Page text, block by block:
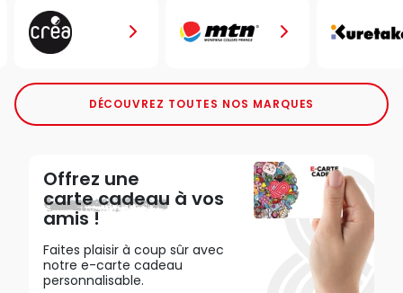
DÉCOUVREZ TOUTES NOS MARQUES
Offrez une
carte cadeau à vos
amis !
Faites plaisir à coup sûr avec
notre e-carte cadeau
personnalisable.